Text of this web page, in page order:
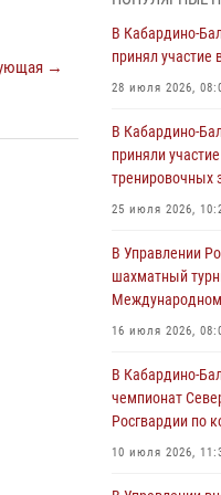
→
Директор
армии Виктор
специалистов
Росгвардия
граждан на
31 июля 2026,
Состоялась
Росгвардии
Виктора
полномочного
федеральном
31 июля 2026,
Управление
В Кабардино-
принял участие
28 июля 2026,
В Кабардино-
приняли
тренировочных
25 июля 2026,
В Управлении
шахматный
16 июля 2026,
В Кабардино-
чемпионат
Росгвардии по
10 июля 2026,